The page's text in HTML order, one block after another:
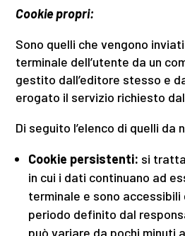
Cookie propri:
Sono quelli che vengono
terminale dell’utente da un
gestito dall’editore stesso e
erogato il servizio richiesto
Di seguito l’elenco di quelli da
Cookie persistenti: si
in cui i dati continuano ad
terminale e sono
periodo definito dal
può variare da pochi minuti